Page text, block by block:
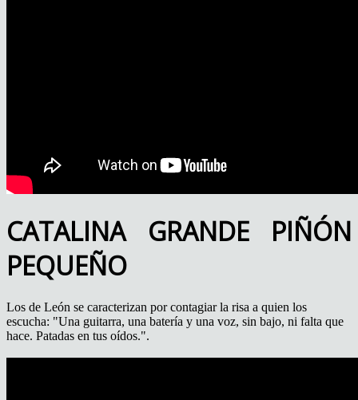
CATALINA GRANDE PIÑÓN
PEQUEÑO
Los de León se caracterizan por contagiar la risa a quien los
escucha: "Una guitarra, una batería y una voz, sin bajo, ni falta que
hace. Patadas en tus oídos.".